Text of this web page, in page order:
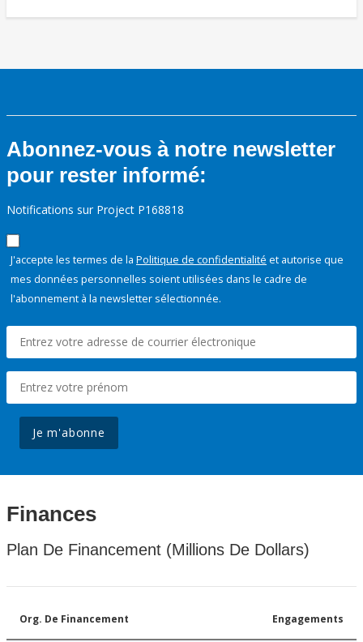
Abonnez-vous à notre newsletter
pour rester informé:
Notifications sur Project P168818
J'accepte les termes de la Politique de confidentialité et autorise que
mes données personnelles soient utilisées dans le cadre de
l'abonnement à la newsletter sélectionnée.
Je m'abonne
Finances
Plan De Financement (Millions De Dollars)
Org. De Financement Engagements